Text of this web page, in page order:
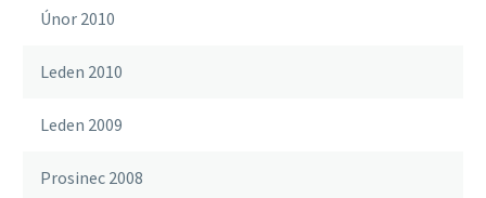
Únor 2010
Leden 2010
Leden 2009
Prosinec 2008